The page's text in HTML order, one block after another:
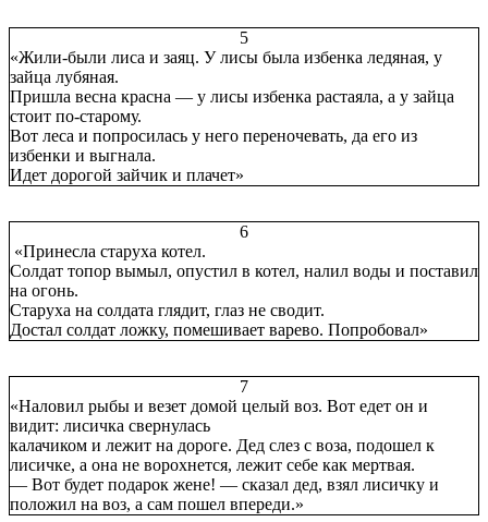
5
«Жили-были лиса и заяц. У лисы была избенка ледяная, у
зайца лубяная.
Пришла весна красна — у лисы избенка растаяла, а у зайца
стоит по-старому.
Вот леса и попросилась у него переночевать, да его из
избенки и выгнала.
Идет дорогой зайчик и плачет»
6
«Принесла старуха котел.
Солдат топор вымыл, опустил в котел, налил воды и поставил
на огонь.
Старуха на солдата глядит, глаз не сводит.
Достал солдат ложку, помешивает варево. Попробовал»
7
«Наловил рыбы и везет домой целый воз. Вот едет он и
видит: лисичка свернулась
калачиком и лежит на дороге. Дед слез с воза, подошел к
лисичке, а она не ворохнется, лежит себе как мертвая.
— Вот будет подарок жене! — сказал дед, взял лисичку и
положил на воз, а сам пошел впереди.»